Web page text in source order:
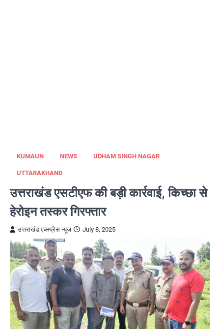
KUMAUN NEWS UDHAM SINGH NAGAR
UTTARAKHAND
उत्तराखंड एसटीएफ की बड़ी कार्रवाई, किच्छा से
हेरोइन तस्कर गिरफ्तार
उत्तराखंड एक्स्प्रेस न्यूज़ July 8, 2025